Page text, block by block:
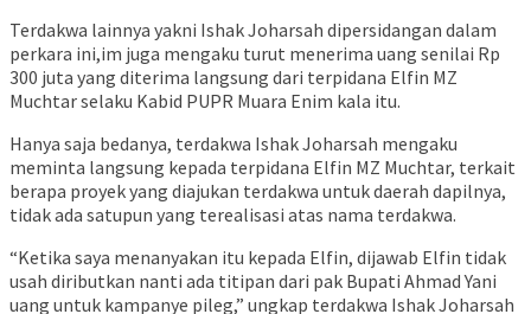
Terdakwa lainnya yakni Ishak Joharsah dipersidangan dalam
perkara ini,im juga mengaku turut menerima uang senilai Rp
300 juta yang diterima langsung dari terpidana Elfin MZ
Muchtar selaku Kabid PUPR Muara Enim kala itu.
Hanya saja bedanya, terdakwa Ishak Joharsah mengaku
meminta langsung kepada terpidana Elfin MZ Muchtar, terkait
berapa proyek yang diajukan terdakwa untuk daerah dapilnya,
tidak ada satupun yang terealisasi atas nama terdakwa.
“Ketika saya menanyakan itu kepada Elfin, dijawab Elfin tidak
usah diributkan nanti ada titipan dari pak Bupati Ahmad Yani
uang untuk kampanye pileg,” ungkap terdakwa Ishak Joharsah